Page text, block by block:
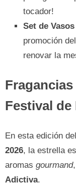
tocador!
Set de
promoción
renovar la
Festival de
En esta edición del
2026, la estrella
aromas gourmand
Adictiva.